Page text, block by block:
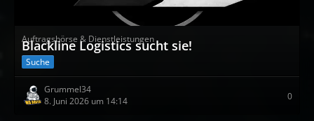
Auftragsbörse & Dienstleistungen
Blackline Logistics sucht sie!
Suche
Grummel34
8. Juni 2026 um 14:14
0